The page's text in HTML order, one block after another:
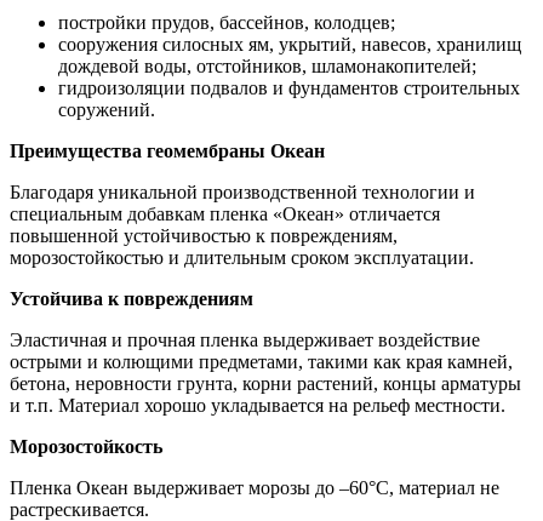
постройки прудов, бассейнов, колодцев;
сооружения силосных ям, укрытий, навесов, хранилищ
дождевой воды, отстойников, шламонакопителей;
гидроизоляции подвалов и фундаментов строительных
соружений.
Преимущества геомембраны Океан
Благодаря уникальной производственной технологии и
специальным добавкам пленка «Океан» отличается
повышенной устойчивостью к повреждениям,
морозостойкостью и длительным сроком эксплуатации.
Устойчива к повреждениям
Эластичная и прочная пленка выдерживает воздействие
острыми и колющими предметами, такими как края камней,
бетона, неровности грунта, корни растений, концы арматуры
и т.п. Материал хорошо укладывается на рельеф местности.
Морозостойкость
Пленка Океан выдерживает морозы до –60°С, материал не
растрескивается.